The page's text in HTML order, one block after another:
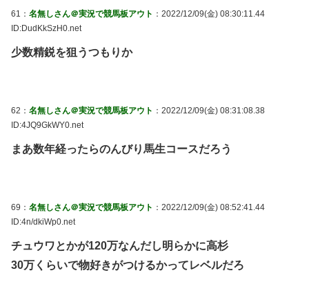
61： 名無しさん＠実況で競馬板アウト ：2022/12/09(金) 08:30:11.44
ID:DudKkSzH0.net
少数精鋭を狙うつもりか
62： 名無しさん＠実況で競馬板アウト ：2022/12/09(金) 08:31:08.38
ID:4JQ9GkWY0.net
まあ数年経ったらのんびり馬生コースだろう
69： 名無しさん＠実況で競馬板アウト ：2022/12/09(金) 08:52:41.44
ID:4n/dkiWp0.net
チュウワとかが120万なんだし明らかに高杉
30万くらいで物好きがつけるかってレベルだろ